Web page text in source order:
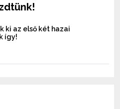
ki az első két hazai
így!